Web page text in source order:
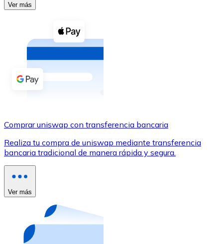
Compra criptomonedas con efectivo en tu tienda más
Comprar con efectivo
Transferencia SEPA
Añade fondos a tu cuenta Bitnovo o realiza compras
Comprar con Transferencia
Utiliza tarjetas Visa y Mastercard para comprar
Comprar con tarjeta
Tienda - Tarjetas regalo
Nuevo
Compra tarjetas regalo de tus marcas favoritas con
Ir a la tienda de tarjetas regalo
Ver más
Comprar uniswap con transferencia bancaria
Realiza tu compra de uniswap mediante transferencia
bancaria tradicional de manera rápida y segura.
Ver más